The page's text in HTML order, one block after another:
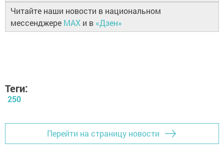
Читайте наши новости в национальном
мессенджере MAX и в «Дзен»
Теги:
250
Перейти на страницу новости